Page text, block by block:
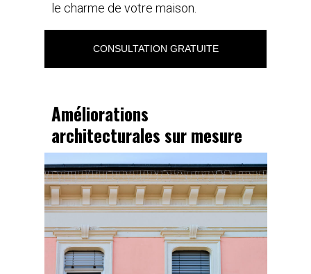
Améliorations
architecturales sur mesure
CONSULTATION GRATUITE
le charme de votre maison.